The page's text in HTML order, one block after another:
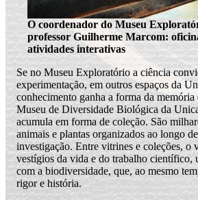
O coordenador do Museu
professor Guilherme Marcom:
atividades interativas
Se no Museu Exploratório a ciência
experimentação, em outros espaços da
conhecimento ganha a forma da
Museu de Diversidade Biológica da
acumula em forma de coleção. São
animais e plantas organizados ao longo
investigação. Entre vitrines e coleções, o
vestígios da vida e do trabalho científico,
com a biodiversidade, que, ao mesmo
rigor e história.